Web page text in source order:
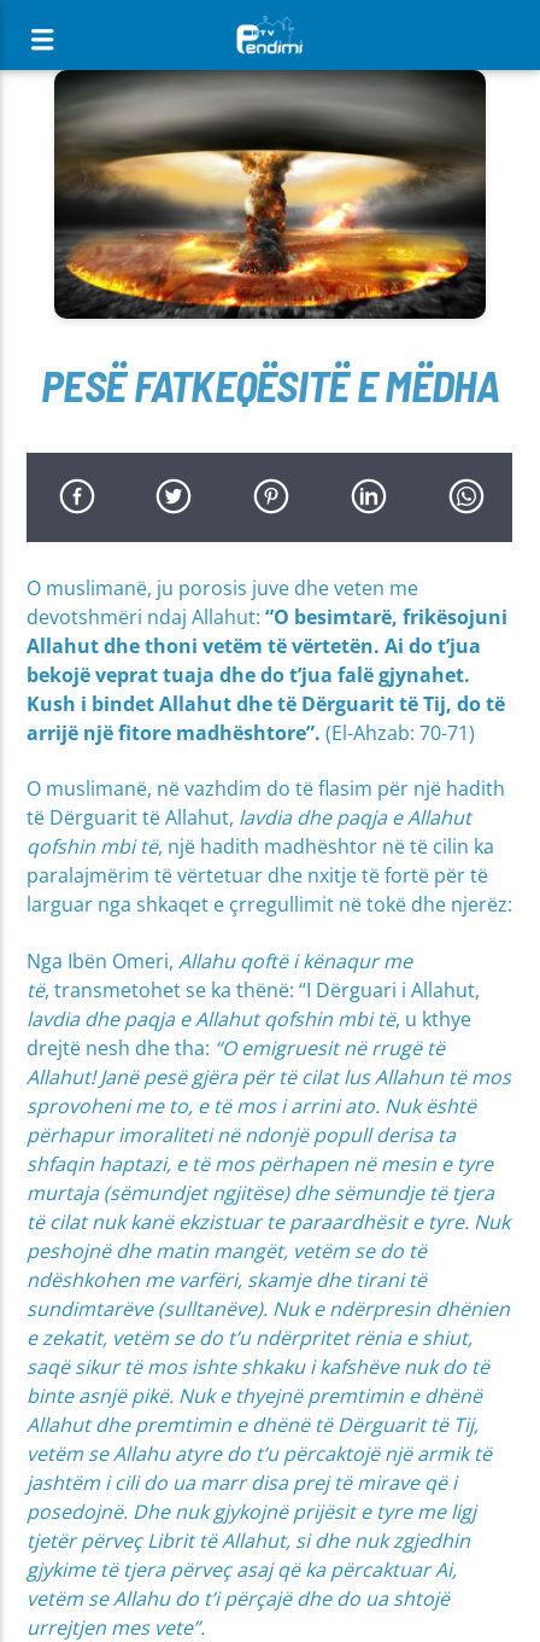
[There are no radio stations in the database]
PESË FATKEQËSITË E MËDHA
O muslimanë, ju porosis juve dhe veten me
devotshmëri ndaj Allahut:“O besimtarë, frikësojuni
Allahut dhe thoni vetëm të vërtetën. Ai do t’jua
bekojë veprat tuaja dhe do t’jua falë gjynahet.
Kush i bindet Allahut dhe të Dërguarit të Tij, do të
arrijë një fitore madhështore”.(El-Ahzab: 70-71)
O muslimanë, në vazhdim do të flasim për një hadith
të Dërguarit të Allahut, lavdia dhe paqja e Allahut
qofshin mbi të, një hadith madhështor në të cilin ka
paralajmërim të vërtetuar dhe nxitje të fortë për të
larguar nga shkaqet e çrregullimit në tokë dhe njerëz:
Nga Ibën Omeri,Allahu qoftë i kënaqur me
të, transmetohet se ka thënë: “I Dërguari i Allahut,
lavdia dhe paqja e Allahut qofshin mbi të, u kthye
drejtë nesh dhe tha: “O emigruesit në rrugë të
Allahut! Janë pesë gjëra për të cilat lus Allahun të mos
sprovoheni me to, e të mos i arrini ato. Nuk është
përhapur imoraliteti në ndonjë popull derisa ta
shfaqin haptazi, e të mos përhapen në mesin e tyre
murtaja (sëmundjet ngjitëse) dhe sëmundje të tjera
të cilat nuk kanë ekzistuar te paraardhësit e tyre. Nuk
peshojnë dhe matin mangët, vetëm se do të
ndëshkohen me varfëri, skamje dhe tirani të
sundimtarëve (sulltanëve). Nuk e ndërpresin dhënien
e zekatit, vetëm se do t’u ndërpritet rënia e shiut,
saqë sikur të mos ishte shkaku i kafshëve nuk do të
binte asnjë pikë. Nuk e thyejnë premtimin e dhënë
Allahut dhe premtimin e dhënë të Dërguarit të Tij,
vetëm se Allahu atyre do t’u përcaktojë një armik të
jashtëm i cili do ua marr disa prej të mirave që i
posedojnë. Dhe nuk gjykojnë prijësit e tyre me ligj
tjetër përveç Librit të Allahut, si dhe nuk zgjedhin
gjykime të tjera përveç asaj që ka përcaktuar Ai,
vetëm se Allahu do t’i përçajë dhe do ua shtojë
urrejtjen mes vete”.